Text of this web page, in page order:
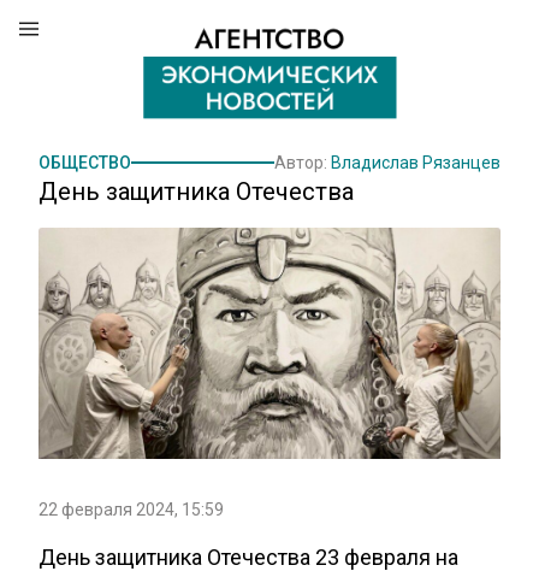
ОБЩЕСТВО Автор: Владислав Рязанцев
День защитника Отечества
22 февраля 2024, 15:59
День защитника Отечества 23 февраля на